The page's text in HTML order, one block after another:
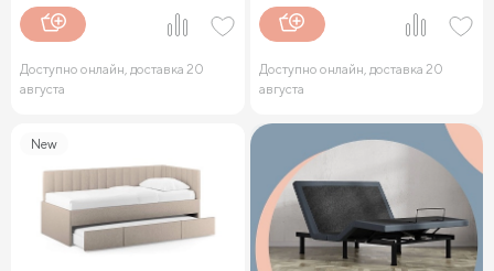
Доступно онлайн, доставка 20
августа
Доступно онлайн, доставка 20
августа
New